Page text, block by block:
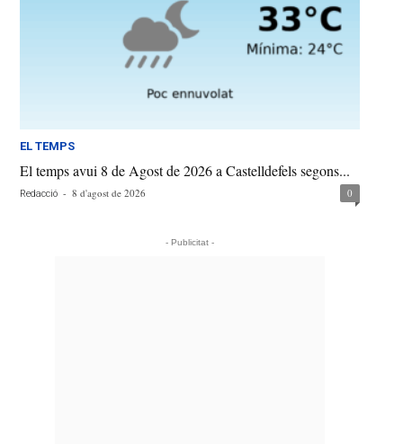
EL TEMPS
El temps avui 8 de Agost de 2026 a Castelldefels segons...
Redacció - 8 d'agost de 2026 0
- Publicitat -